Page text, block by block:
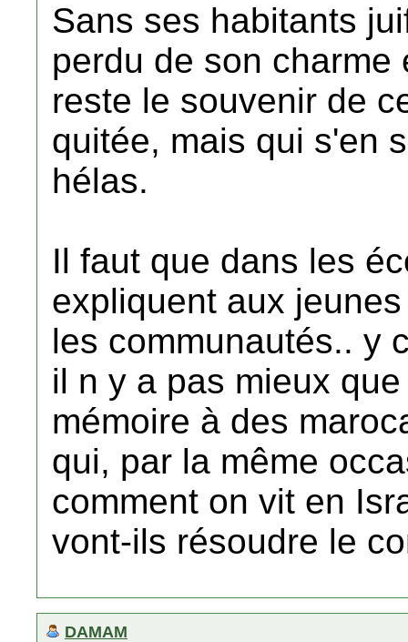
Sans ses habitants
perdu de son
reste le souvenir de
quitée, mais qui s'en
hélas.
Il faut que dans les
expliquent aux
les communautés.. y
il n y a pas mieux
mémoire à des
qui, par la même
comment on vit en
vont-ils résoudre le
DAMAM